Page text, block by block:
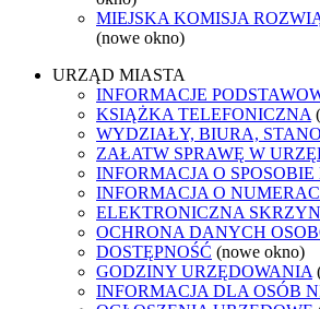
MIEJSKA KOMISJA
(nowe okno)
URZĄD MIASTA
INFORMACJE
KSIĄŻKA TELEFONICZNA
WYDZIAŁY, BIURA,
ZAŁATW SPRAWĘ W
INFORMACJA O
INFORMACJA O
ELEKTRONICZNA
OCHRONA DANYCH
DOSTĘPNOŚĆ (nowe okno)
GODZINY URZĘDOWANIA
INFORMACJA DLA OSÓB